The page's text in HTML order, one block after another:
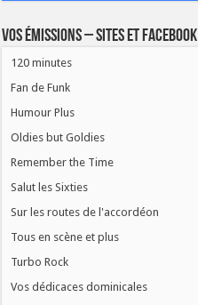
Vos émissions – Sites et Facebook
120 minutes
Fan de Funk
Humour Plus
Oldies but Goldies
Remember the Time
Salut les Sixties
Sur les routes de l'accordéon
Tous en scène et plus
Turbo Rock
Vos dédicaces dominicales